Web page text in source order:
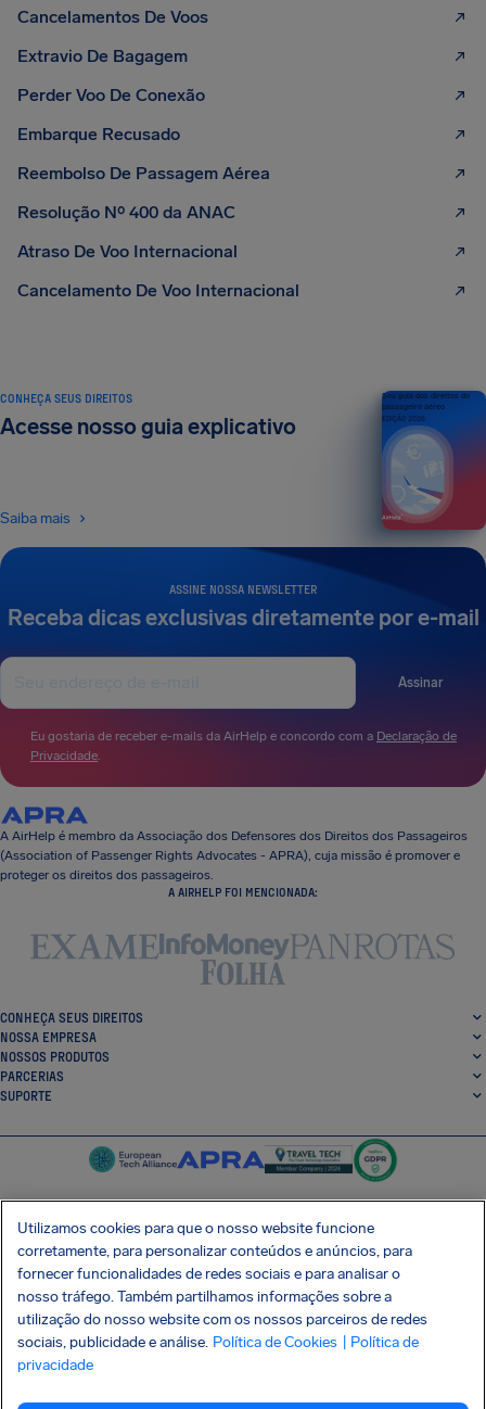
Cancelamentos De Voos
Extravio De Bagagem
Perder Voo De Conexão
Embarque Recusado
Reembolso De Passagem Aérea
Resolução Nº 400 da ANAC
Atraso De Voo Internacional
Cancelamento De Voo Internacional
ASSINE NOSSA NEWSLETTER
Receba dicas exclusivas diretamente por e-mail
Assinar
Eu gostaria de receber e-mails da AirHelp e concordo com a Declaração de
Privacidade.
CONHEÇA SEUS DIREITOS
Acesse nosso guia explicativo
Saiba mais
Seu guia dos direitos do
passageiro aéreo
EDIÇÃO 2026
A AirHelp é membro da Associação dos Defensores dos Direitos dos Passageiros
(Association of Passenger Rights Advocates - APRA), cuja missão é promover e
proteger os direitos dos passageiros.
A AIRHELP FOI MENCIONADA:
CONHEÇA SEUS DIREITOS
NOSSA EMPRESA
NOSSOS PRODUTOS
PARCERIAS
SUPORTE
SocialFacebook
SocialTwitter
SocialInstagram
SocialLinkedin
BAIXE GRÁTIS NOSSO APP
Utilizamos cookies para que o nosso website funcione
corretamente, para personalizar conteúdos e anúncios, para
fornecer funcionalidades de redes sociais e para analisar o
nosso tráfego. Também partilhamos informações sobre a
utilização do nosso website com os nossos parceiros de redes
sociais, publicidade e análise. Política de Cookies
| Política de
privacidade